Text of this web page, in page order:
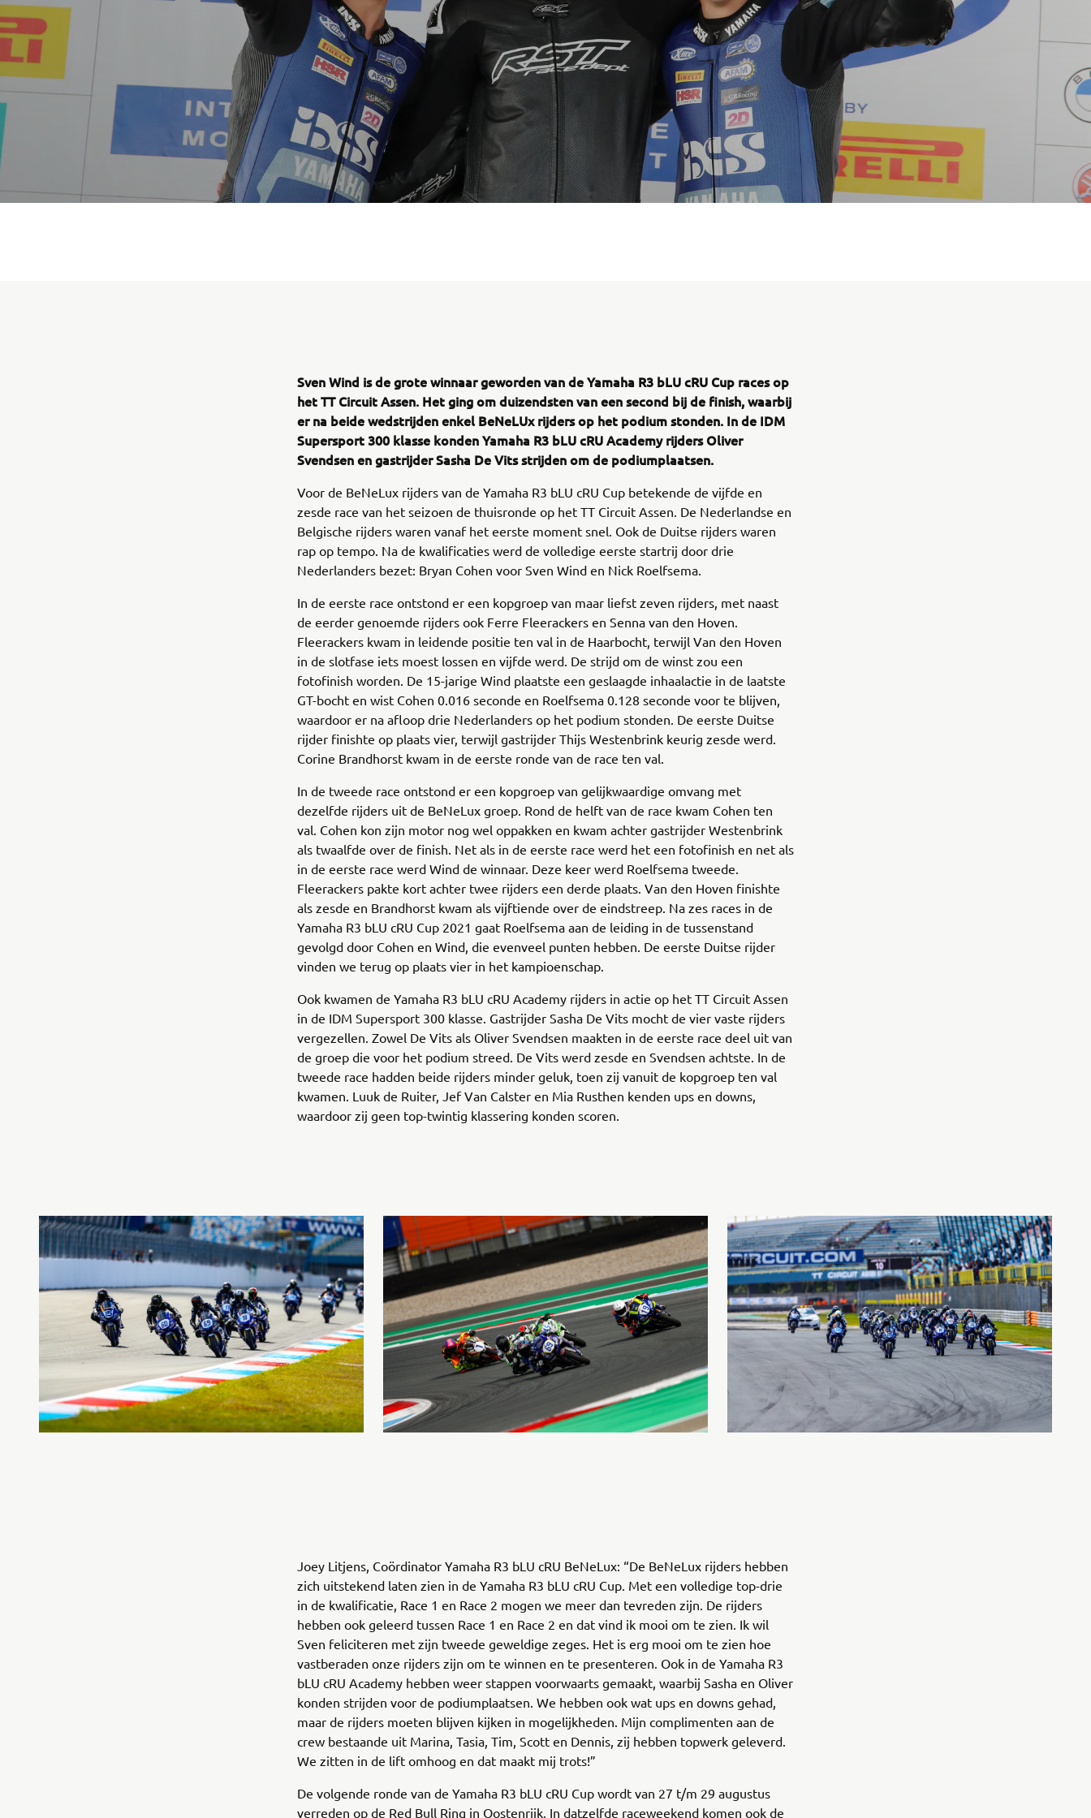
Sven Wind is de grote winnaar geworden van de Yamaha R3 bLU cRU Cup races op
het TT Circuit Assen. Het ging om duizendsten van een second bij de finish, waarbij
er na beide wedstrijden enkel BeNeLUx rijders op het podium stonden. In de IDM
Supersport 300 klasse konden Yamaha R3 bLU cRU Academy rijders Oliver
Svendsen en gastrijder Sasha De Vits strijden om de podiumplaatsen.
Voor de BeNeLux rijders van de Yamaha R3 bLU cRU Cup betekende de vijfde en
zesde race van het seizoen de thuisronde op het TT Circuit Assen. De Nederlandse en
Belgische rijders waren vanaf het eerste moment snel. Ook de Duitse rijders waren
rap op tempo. Na de kwalificaties werd de volledige eerste startrij door drie
Nederlanders bezet: Bryan Cohen voor Sven Wind en Nick Roelfsema.
In de eerste race ontstond er een kopgroep van maar liefst zeven rijders, met naast
de eerder genoemde rijders ook Ferre Fleerackers en Senna van den Hoven.
Fleerackers kwam in leidende positie ten val in de Haarbocht, terwijl Van den Hoven
in de slotfase iets moest lossen en vijfde werd. De strijd om de winst zou een
fotofinish worden. De 15-jarige Wind plaatste een geslaagde inhaalactie in de laatste
GT-bocht en wist Cohen 0.016 seconde en Roelfsema 0.128 seconde voor te blijven,
waardoor er na afloop drie Nederlanders op het podium stonden. De eerste Duitse
rijder finishte op plaats vier, terwijl gastrijder Thijs Westenbrink keurig zesde werd.
Corine Brandhorst kwam in de eerste ronde van de race ten val.
In de tweede race ontstond er een kopgroep van gelijkwaardige omvang met
dezelfde rijders uit de BeNeLux groep. Rond de helft van de race kwam Cohen ten
val. Cohen kon zijn motor nog wel oppakken en kwam achter gastrijder Westenbrink
als twaalfde over de finish. Net als in de eerste race werd het een fotofinish en net als
in de eerste race werd Wind de winnaar. Deze keer werd Roelfsema tweede.
Fleerackers pakte kort achter twee rijders een derde plaats. Van den Hoven finishte
als zesde en Brandhorst kwam als vijftiende over de eindstreep. Na zes races in de
Yamaha R3 bLU cRU Cup 2021 gaat Roelfsema aan de leiding in de tussenstand
gevolgd door Cohen en Wind, die evenveel punten hebben. De eerste Duitse rijder
vinden we terug op plaats vier in het kampioenschap.
Ook kwamen de Yamaha R3 bLU cRU Academy rijders in actie op het TT Circuit Assen
in de IDM Supersport 300 klasse. Gastrijder Sasha De Vits mocht de vier vaste rijders
vergezellen. Zowel De Vits als Oliver Svendsen maakten in de eerste race deel uit van
de groep die voor het podium streed. De Vits werd zesde en Svendsen achtste. In de
tweede race hadden beide rijders minder geluk, toen zij vanuit de kopgroep ten val
kwamen. Luuk de Ruiter, Jef Van Calster en Mia Rusthen kenden ups en downs,
waardoor zij geen top-twintig klassering konden scoren.
Joey Litjens, Coördinator Yamaha R3 bLU cRU BeNeLux: “De BeNeLux rijders hebben
zich uitstekend laten zien in de Yamaha R3 bLU cRU Cup. Met een volledige top-drie
in de kwalificatie, Race 1 en Race 2 mogen we meer dan tevreden zijn. De rijders
hebben ook geleerd tussen Race 1 en Race 2 en dat vind ik mooi om te zien. Ik wil
Sven feliciteren met zijn tweede geweldige zeges. Het is erg mooi om te zien hoe
vastberaden onze rijders zijn om te winnen en te presenteren. Ook in de Yamaha R3
bLU cRU Academy hebben weer stappen voorwaarts gemaakt, waarbij Sasha en Oliver
konden strijden voor de podiumplaatsen. We hebben ook wat ups en downs gehad,
maar de rijders moeten blijven kijken in mogelijkheden. Mijn complimenten aan de
crew bestaande uit Marina, Tasia, Tim, Scott en Dennis, zij hebben topwerk geleverd.
We zitten in de lift omhoog en dat maakt mij trots!”
De volgende ronde van de Yamaha R3 bLU cRU Cup wordt van 27 t/m 29 augustus
verreden op de Red Bull Ring in Oostenrijk. In datzelfde raceweekend komen ook de